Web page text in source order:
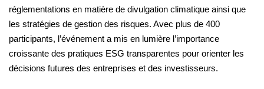
réglementations en matière de divulgation climatique ainsi que
les stratégies de gestion des risques. Avec plus de 400
participants, l’événement a mis en lumière l’importance
croissante des pratiques ESG transparentes pour orienter les
décisions futures des entreprises et des investisseurs.